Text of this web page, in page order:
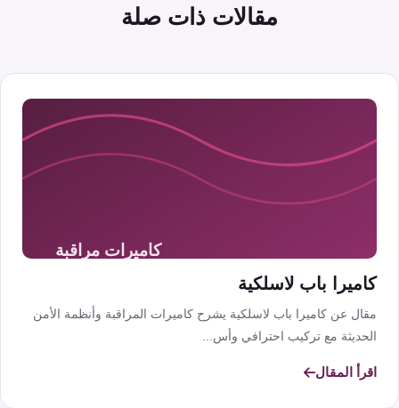
مقالات ذات صلة
كاميرا باب لاسلكية
مقال عن كاميرا باب لاسلكية يشرح كاميرات المراقبة وأنظمة الأمن
الحديثة مع تركيب احترافي وأس...
اقرأ المقال